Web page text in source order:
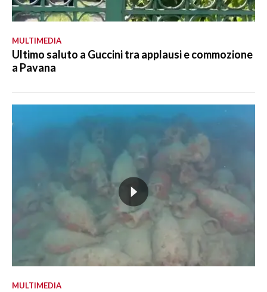
MULTIMEDIA
Ultimo saluto a Guccini tra applausi e commozione
a Pavana
MULTIMEDIA